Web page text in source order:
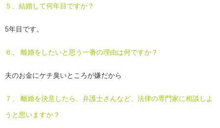
５、結婚して何年目ですか？
5年目です。
６、 離婚をしたいと思う一番の理由は何ですか？
夫のお金にケチ臭いところが嫌だから
７、 離婚を決意したら、弁護士さんなど、法律の専門家に相談しよ
うと思いますか？